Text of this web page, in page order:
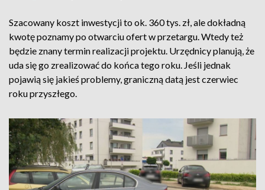
Szacowany koszt inwestycji to ok. 360 tys. zł, ale dokładną
kwotę poznamy po otwarciu ofert w przetargu. Wtedy też
będzie znany termin realizacji projektu. Urzędnicy planują, że
uda się go zrealizować do końca tego roku. Jeśli jednak
pojawią się jakieś problemy, graniczną datą jest czerwiec
roku przyszłego.